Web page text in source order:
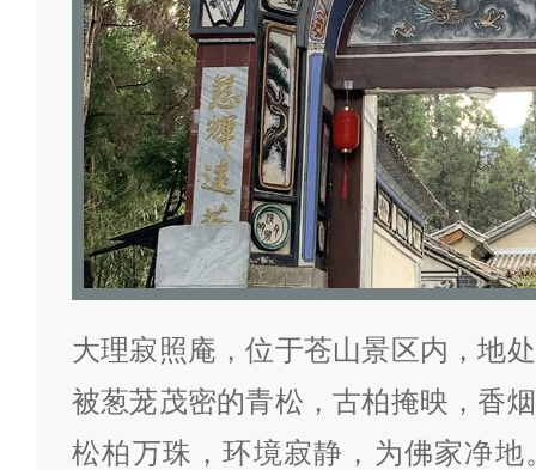
大理寂照庵，位于苍山景区内，地
被葱茏茂密的青松，古柏掩映，香
松柏万珠，环境寂静，为佛家净